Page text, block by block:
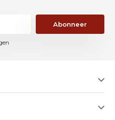
Abonneer